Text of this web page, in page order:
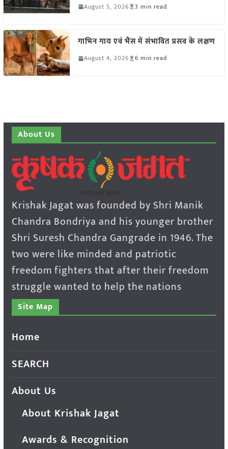
August 5, 2026 3 min read
गाभिन गाय एवं भैंस में संभावित प्रसव के लक्षण
August 4, 2026 6 min read
About Us
Krishak Jagat was founded by Shri Manik
Chandra Bondriya and his younger brother
Shri Suresh Chandra Gangrade in 1946. The
two were like minded and patriotic
freedom fighters that after their freedom
struggle wanted to help the nations
Site Map
Home
SEARCH
About Us
About Krishak Jagat
Awards & Recognition